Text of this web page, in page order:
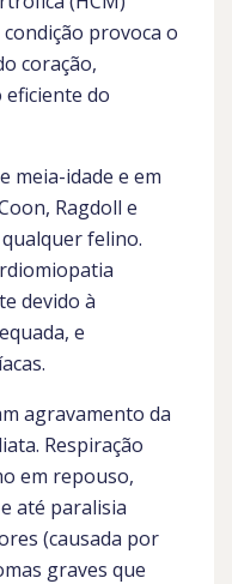
provoca o
coração,
do
meia-idade e em
Ragdoll e
felino.
devido à
e
agravamento da
Respiração
em repouso,
até paralisia
(causada por
graves que